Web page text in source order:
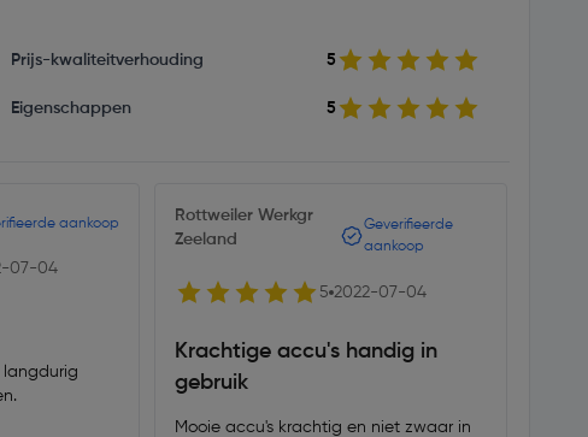
Prijs-kwaliteitverhouding 5
Eigenschappen 5
aankoop
07-04
langdurig
Rottweiler Werkgr
Zeeland
Geverifieerde
aankoop
5 2022-07-04
Krachtige accu's handig in
gebruik
Mooie accu's krachtig en niet zwaar in